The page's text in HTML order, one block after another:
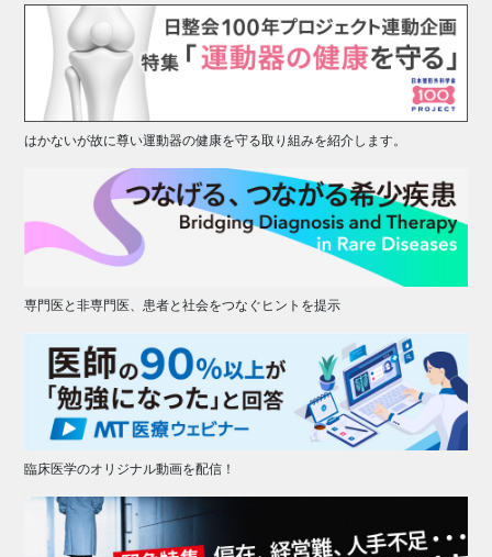
はかないが故に尊い運動器の健康を守る取り組みを紹介します。
専門医と非専門医、患者と社会をつなぐヒントを提示
臨床医学のオリジナル動画を配信！